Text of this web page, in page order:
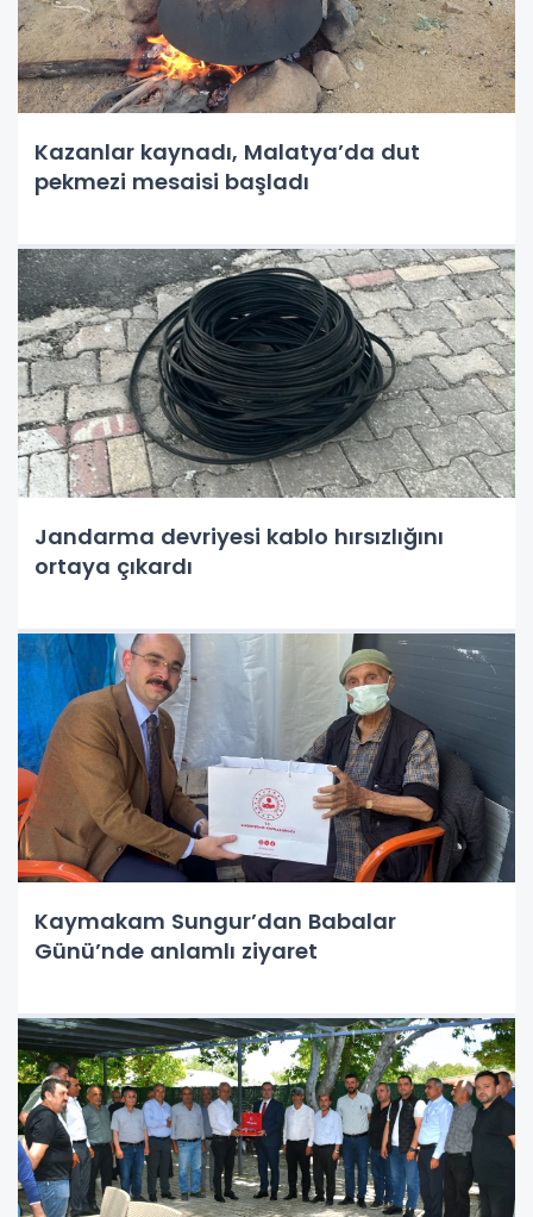
Kazanlar kaynadı, Malatya’da dut
pekmezi mesaisi başladı
Jandarma devriyesi kablo hırsızlığını
ortaya çıkardı
Kaymakam Sungur’dan Babalar
Günü’nde anlamlı ziyaret